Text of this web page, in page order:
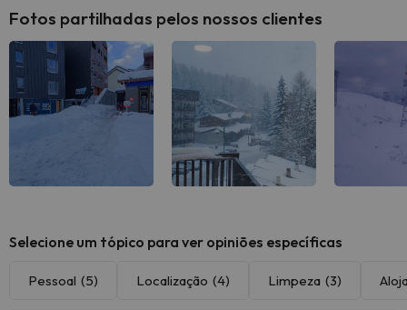
Fotos partilhadas pelos nossos clientes
Selecione um tópico para ver opiniões específicas
Pessoal (5) Localização (4) Limpeza (3)